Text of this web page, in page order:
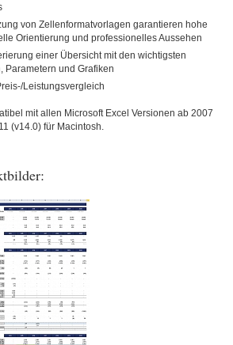
von Zellenformatvorlagen garantieren hohe
Orientierung und professionelles Aussehen
einer Übersicht mit den wichtigsten
Parametern und Grafiken
Leistungsvergleich
mit allen Microsoft Excel Versionen ab 2007
(v14.0) für Macintosh.